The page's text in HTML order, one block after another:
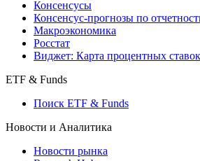
Поиск индексов
Страницы стран
Создать индекс
Консенсусы
Консенсус-прогнозы по отчетности
Макроэкономика
Виджет: Карта процентных ставок
ETF & Funds
Поиск ETF & Funds